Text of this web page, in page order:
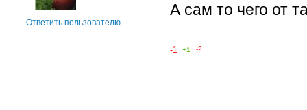
Ответить пользователю
А сам то чего от
-1 +1 -2